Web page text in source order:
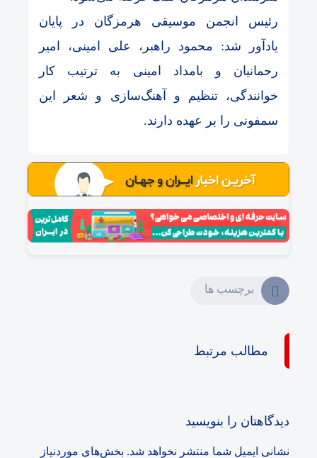
رئیس انجمن موسیقی هرمزگان در پایان
یادآور شد: محمود راهبر، علی امینی، امیر
رحمانیان و بامداد امینی به ترتیب کار
خوانندگی، تنظیم و آهنگ‌سازی و شعر این
سمفونی را بر عهده دارند.
برچسب ها
مطالب مرتبط
دیدگاهتان را بنویسید
نشانی ایمیل شما منتشر نخواهد شد. بخش‌های موردنیاز